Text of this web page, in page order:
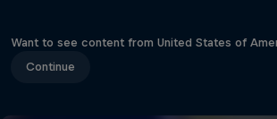
Want to see content from United States of
Continue